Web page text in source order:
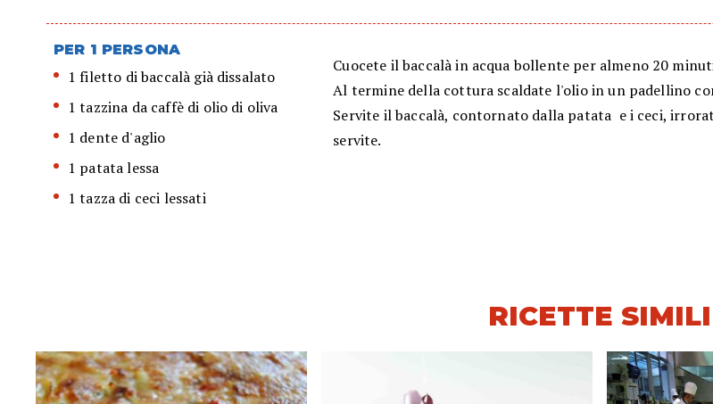
PER 1 PERSONA
1 filetto di baccalà già dissalato
1 tazzina da caffè di olio di oliva
1 dente d'aglio
1 patata lessa
1 tazza di ceci lessati
Cuocete il baccalà in acqua bollente per almeno 20
Al termine della cottura scaldate l'olio in un padellino
Servite il baccalà, contornato dalla patata e i ceci,
servite.
RICETTE SIMILI